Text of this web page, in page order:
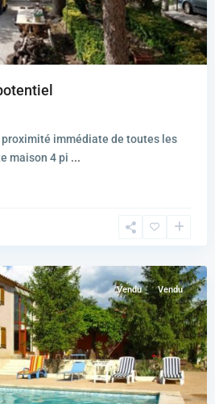
proximité immédiate de toutes les
maison 4 pi ...
Vendu Vendu